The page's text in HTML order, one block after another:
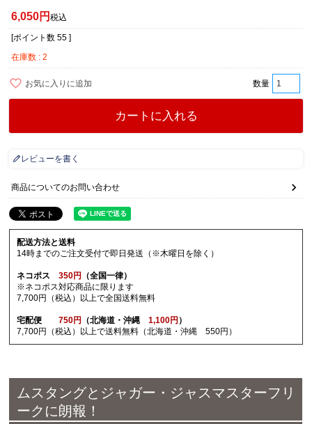
6,050 税込
[ポイント数 55 ]
在庫数
2
お気に入りに追加
カートに入れる
レビューを書く
商品についてのお問い合わせ
配送方法と送料
14時までのご注文受付で即日発送（※木曜日を除く）
ネコポス350円
（全国一律）
※ネコポス対応商品に限ります
7,700円（税込）以上で全国送料無料
宅配便750円 （北海道・沖縄1,100円 ）
7,700円（税込）以上で送料無料（北海道・沖縄 550円）
ムスタングとジャガー・ジャスマスターフリ
ークに朗報！